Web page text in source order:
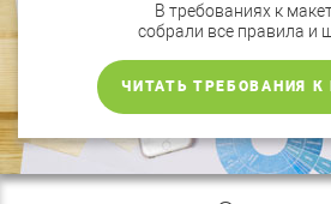
В требованиях к
собрали все правила и
ЧИТАТЬ ТРЕБОВАНИЯ К